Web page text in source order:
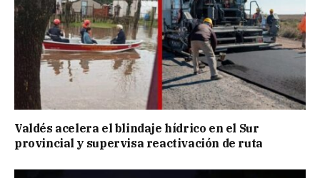
Valdés acelera el blindaje hídrico en el Sur
provincial y supervisa reactivación de ruta